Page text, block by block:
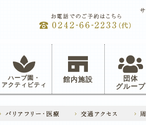
ハーブ園・
アクティビティ
館内施設
団体
グループ